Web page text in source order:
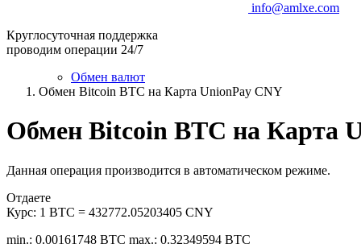
info@amlxe.com
Круглосуточная поддержка
проводим операции 24/7
Обмен валют
Обмен Bitcoin BTC на Карта UnionPay CNY
Обмен Bitcoin BTC на Карта
Данная операция производится в автоматическом режиме.
Отдаете
Курс: 1 BTC = 432772.05203405 CNY
min.: 0.00161748 BTC max.: 0.32349594 BTC